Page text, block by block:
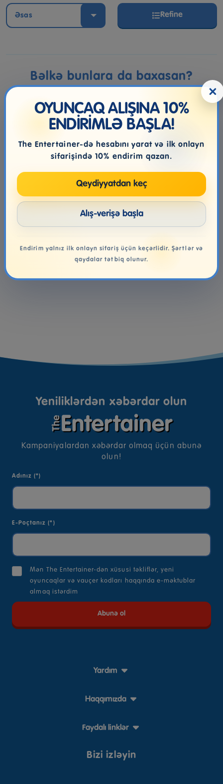
Əsas Refine
Bəlkə bunlara da baxasan?
×
OYUNCAQ ALIŞINA 10%
ENDİRİMLƏ BAŞLA!
The Entertainer-də hesabını yarat və ilk onlayn
sifarişində 10% endirim qazan.
Qeydiyyatdan keç
Alış-verişə başla
Endirim yalnız ilk onlayn sifariş üçün keçərlidir. Şərtlər və
qaydalar tətbiq olunur.
Yeniliklərdən xəbərdar olun
Kampaniyalardan xəbərdar olmaq üçün abunə
olun!
Adınız (*)
E-Poçtanız (*)
Mən The Entertainer-dən xüsusi təkliflər, yeni
oyuncaqlar və vauçer kodları haqqında e-məktublar
almaq istərdim
Yardım
Haqqımızda
Faydalı linklər
Bizi izləyin